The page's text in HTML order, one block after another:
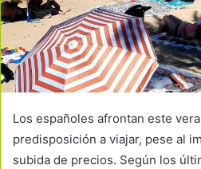
Los españoles afrontan este
predisposición a viajar, pese al
subida de precios. Según los